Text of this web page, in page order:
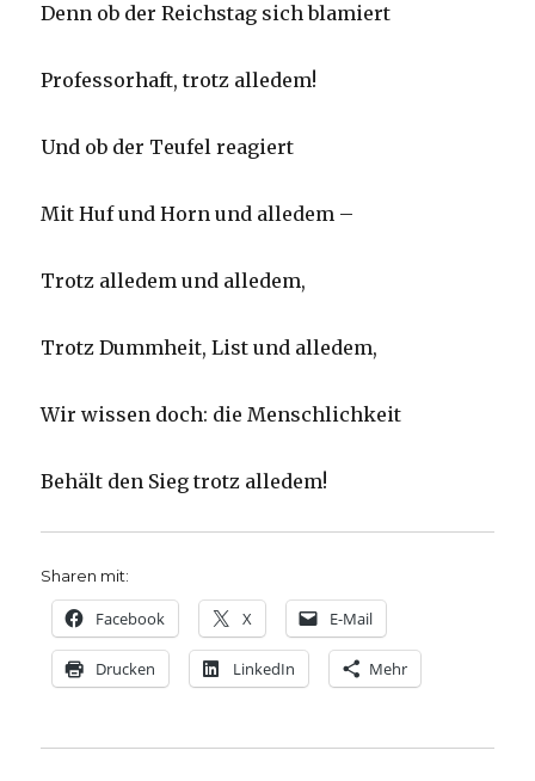
Denn ob der Reichstag sich blamiert
Professorhaft, trotz alledem!
Und ob der Teufel reagiert
Mit Huf und Horn und alledem –
Trotz alledem und alledem,
Trotz Dummheit, List und alledem,
Wir wissen doch: die Menschlichkeit
Behält den Sieg trotz alledem!
Sharen mit:
Facebook X E-Mail
Drucken LinkedIn Mehr